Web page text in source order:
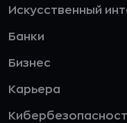
Искусственный
Банки
Бизнес
Карьера